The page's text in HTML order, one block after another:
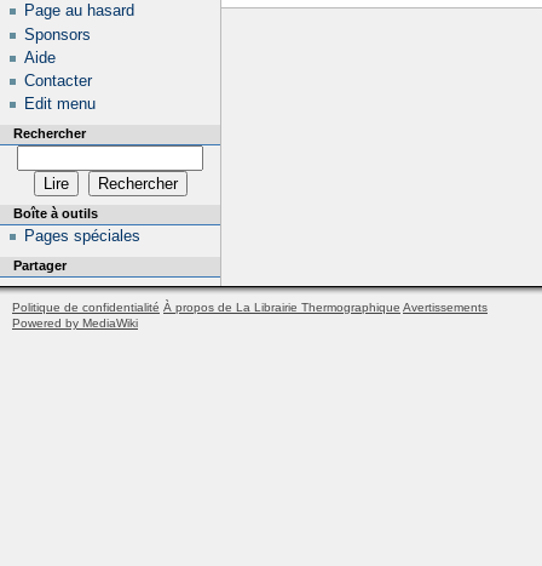
Page au hasard
Sponsors
Aide
Contacter
Edit menu
Rechercher
Boîte à outils
Pages spéciales
Partager
Politique de confidentialité À propos de La Librairie Thermographique Avertissements
Powered by MediaWiki